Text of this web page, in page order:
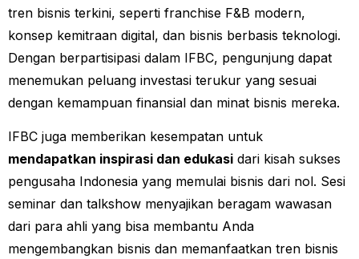
tren bisnis terkini, seperti franchise F&B modern,
konsep kemitraan digital, dan bisnis berbasis teknologi.
Dengan berpartisipasi dalam IFBC, pengunjung dapat
menemukan peluang investasi terukur yang sesuai
dengan kemampuan finansial dan minat bisnis mereka.
IFBC juga memberikan kesempatan untuk
mendapatkan inspirasi dan edukasi dari kisah sukses
pengusaha Indonesia yang memulai bisnis dari nol. Sesi
seminar dan talkshow menyajikan beragam wawasan
dari para ahli yang bisa membantu Anda
mengembangkan bisnis dan memanfaatkan tren bisnis